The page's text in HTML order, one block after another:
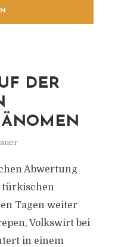
DER
Abwertung
türkischen
Tagen weiter
Volkswirt bei
in einem